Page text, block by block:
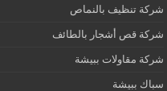
شركة تنظيف بالنماص
شركة قص أشجار بالطائف
شركة مقاولات ببيشة
سباك ببيشة